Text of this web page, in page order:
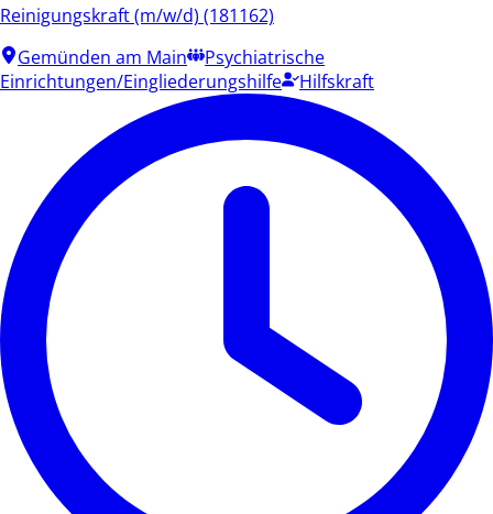
Reinigungskraft (m/w/d) (181162)
Gemünden am Main
Psychiatrische
Einrichtungen/Eingliederungshilfe
Hilfskraft